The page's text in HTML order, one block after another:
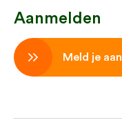
Aanmelden
Meld je aan